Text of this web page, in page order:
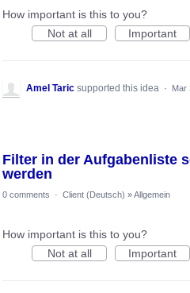
How important is this to you?
Not at all
Important
Amel Taric supported this idea · Mar
Filter in der Aufgabenliste
werden
0 comments · Client (Deutsch) »Allgemein
How important is this to you?
Not at all
Important